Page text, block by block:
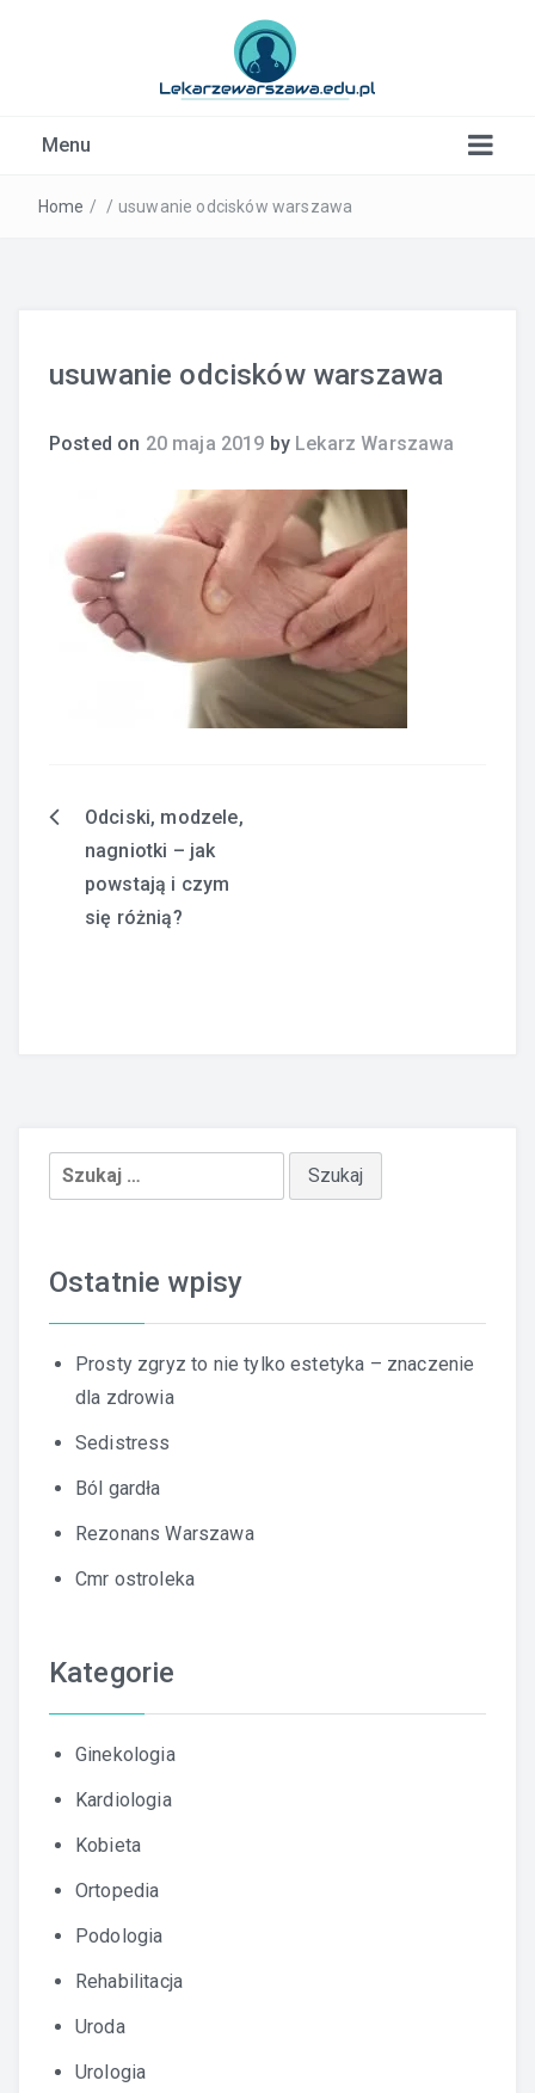
Menu
Home / / usuwanie odcisków warszawa
usuwanie odcisków warszawa
Posted on 20 maja 2019 by Lekarz Warszawa
Nawigacja
Odciski, modzele,
nagniotki – jak
powstają i czym
się różnią?
Szukaj:
Ostatnie wpisy
Prosty zgryz to nie tylko estetyka – znaczenie
dla zdrowia
Sedistress
Ból gardła
Rezonans Warszawa
Cmr ostroleka
Kategorie
Ginekologia
Kardiologia
Kobieta
Ortopedia
Podologia
Rehabilitacja
Uroda
Urologia